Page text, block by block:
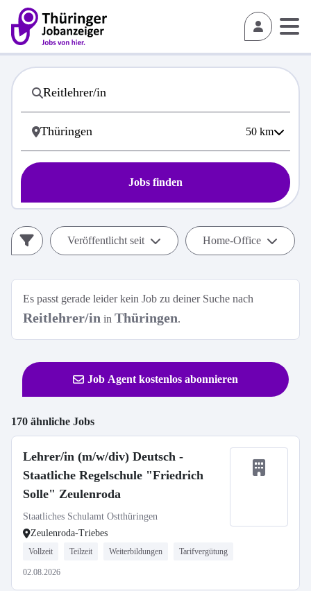
50 km
Jobs finden
Veröffentlicht seit Home-Office
Es passt gerade leider kein Job zu deiner Suche nach
Reitlehrer/in in Thüringen.
Job Agent kostenlos abonnieren
170 ähnliche Jobs
Lehrer/in (m/w/div) Deutsch -
Staatliche Regelschule "Friedrich
Solle" Zeulenroda
Staatliches Schulamt Ostthüringen
Zeulenroda-Triebes
Vollzeit Teilzeit Weiterbildungen Tarifvergütung
02.08.2026